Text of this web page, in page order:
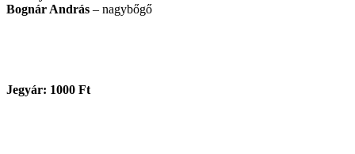
Bognár András – nagybőgő
Jegyár: 1000 Ft